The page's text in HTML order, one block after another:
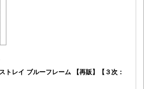
トレイ ブルーフレーム 【再販】【３次：